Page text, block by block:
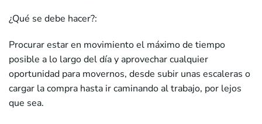
¿Qué se debe hacer?:
Procurar estar en movimiento el máximo de tiempo
posible a lo largo del día y aprovechar cualquier
oportunidad para movernos, desde subir unas escaleras o
cargar la compra hasta ir caminando al trabajo, por lejos
que sea.